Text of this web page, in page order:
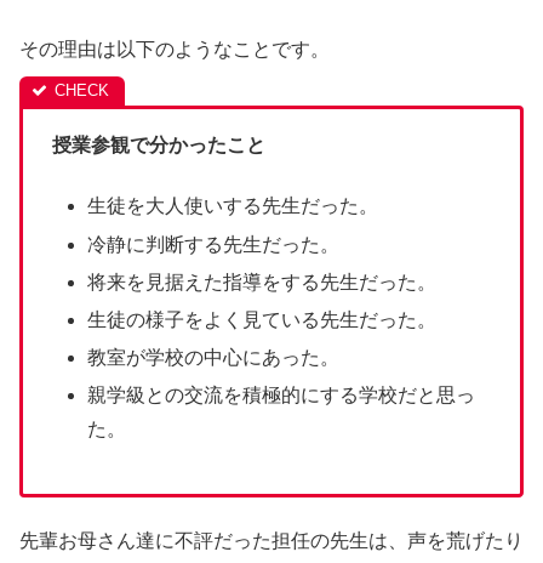
その理由は以下のようなことです。
授業参観で分かったこと
生徒を大人使いする先生だった。
冷静に判断する先生だった。
将来を見据えた指導をする先生だった。
生徒の様子をよく見ている先生だった。
教室が学校の中心にあった。
親学級との交流を積極的にする学校だと思っ
た。
先輩お母さん達に不評だった担任の先生は、声を荒げたり